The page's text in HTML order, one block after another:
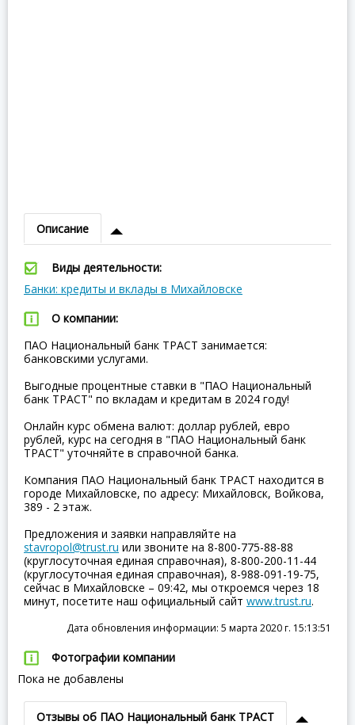
Описание
Виды деятельности:
Банки: кредиты и вклады в Михайловске
О компании:
ПАО Национальный банк ТРАСТ занимается:
банковскими услугами.
Выгодные процентные ставки в "ПАО Национальный
банк ТРАСТ" по вкладам и кредитам в 2024 году!
Онлайн курс обмена валют: доллар рублей, евро
рублей, курс на сегодня в "ПАО Национальный банк
ТРАСТ" уточняйте в справочной банка.
Компания ПАО Национальный банк ТРАСТ находится в
городе Михайловске, по адресу: Михайловск, Войкова,
389 - 2 этаж.
Предложения и заявки направляйте на
stavropol@trust.ru или звоните на 8-800-775-88-88
(круглосуточная единая справочная), 8-800-200-11-44
(круглосуточная единая справочная), 8-988-091-19-75,
сейчас в Михайловске – 09:42, мы откроемся через 18
минут, посетите наш официальный сайт www.trust.ru.
Дата обновления информации: 5 марта 2020 г. 15:13:51
Фотографии компании
Пока не добавлены
Отзывы об ПАО Национальный банк ТРАСТ